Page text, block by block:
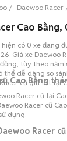
Daewoo Racer
Cao
hiện có 0 xe đang
Giá xe Daewoo
tùy theo năm
dễ dàng so
cũ giá tốt tại
Cao Bằng
Racer cũ tại
Racer cũ
dụng.
Racer